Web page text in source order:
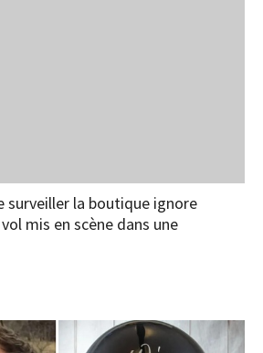
surveiller la boutique ignore
mis en scène dans une